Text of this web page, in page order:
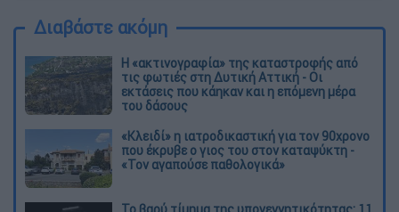
Διαβάστε ακόμη
Η «ακτινογραφία» της καταστροφής από
τις φωτιές στη Δυτική Αττική - Οι
εκτάσεις που κάηκαν και η επόμενη μέρα
του δάσους
«Κλειδί» η ιατροδικαστική για τον 90χρονο
που έκρυβε ο γιος του στον καταψύκτη -
«Τον αγαπούσε παθολογικά»